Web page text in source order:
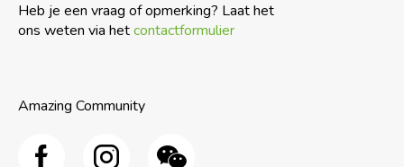
Heb je een vraag of opmerking? Laat het
ons weten via hetcontactformulier
Amazing Community